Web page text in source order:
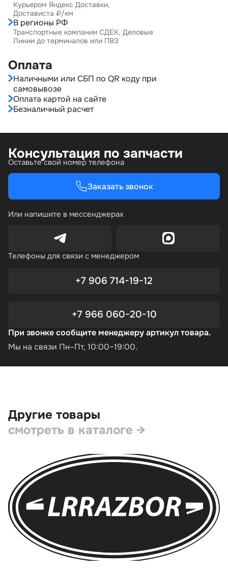
Курьером Яндекс Доставки,
Достависта ₽/км
В регионы РФ
Транспортные компании СДЕК, Деловые
Линии до терминалов или ПВЗ
Оплата
Наличными или СБП по QR коду при
самовывозе
Оплата картой на сайте
Безналичный расчет
Консультация по запчасти
Оставьте свой номер телефона
Заказать звонок
Или напишите в мессенджерах
Телефоны для связи с менеджером
+7 906 714-19-12
+7 966 060-20-10
При звонке сообщите менеджеру артикул товара.
Мы на связи Пн–Пт, 10:00–19:00.
Другие товары
смотреть в каталоге →